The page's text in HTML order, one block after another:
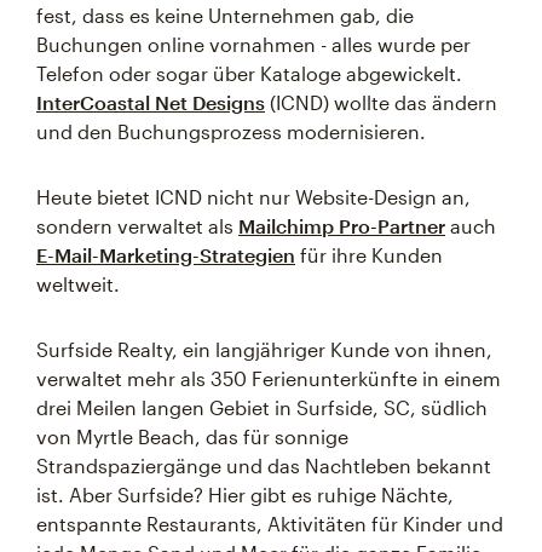
fest, dass es keine Unternehmen gab, die
Buchungen online vornahmen - alles wurde per
Telefon oder sogar über Kataloge abgewickelt.
InterCoastal Net Designs (ICND) wollte das ändern
und den Buchungsprozess modernisieren.
Heute bietet ICND nicht nur Website-Design an,
sondern verwaltet als Mailchimp Pro-Partner auch
E-Mail-Marketing-Strategien für ihre Kunden
weltweit.
Surfside Realty, ein langjähriger Kunde von ihnen,
verwaltet mehr als 350 Ferienunterkünfte in einem
drei Meilen langen Gebiet in Surfside, SC, südlich
von Myrtle Beach, das für sonnige
Strandspaziergänge und das Nachtleben bekannt
ist. Aber Surfside? Hier gibt es ruhige Nächte,
entspannte Restaurants, Aktivitäten für Kinder und